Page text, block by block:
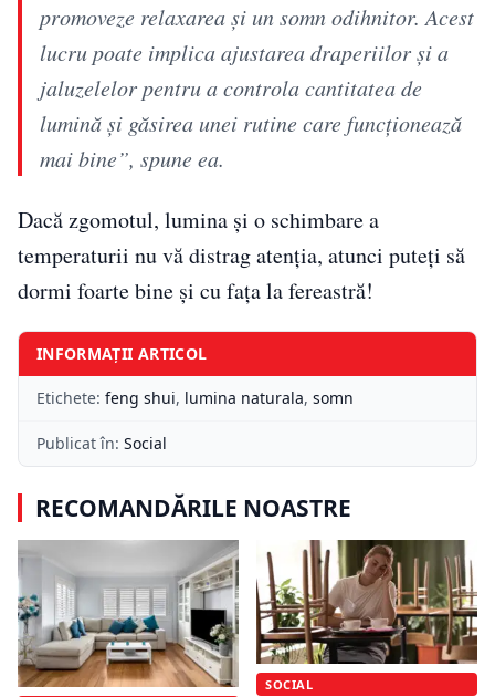
promoveze relaxarea și un somn odihnitor. Acest
lucru poate implica ajustarea draperiilor și a
jaluzelelor pentru a controla cantitatea de
lumină și găsirea unei rutine care funcționează
mai bine”, spune ea.
Dacă zgomotul, lumina și o schimbare a
temperaturii nu vă distrag atenția, atunci puteți să
dormi foarte bine și cu fața la fereastră!
INFORMAȚII ARTICOL
Etichete: feng shui, lumina naturala, somn
Publicat în: Social
RECOMANDĂRILE NOASTRE
SOCIAL